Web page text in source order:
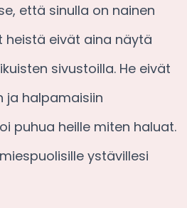
että sinulla on nainen
heistä eivät aina näytä
sivustoilla. He eivät
ja halpamaisiin
puhua heille miten haluat.
ystävillesi